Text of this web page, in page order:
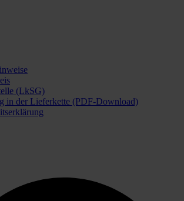
(LkSG)
in der Lieferkette (PDF-Download)